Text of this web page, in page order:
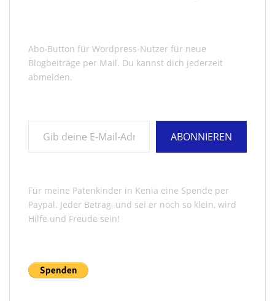
Abo-Button für Wordpress-Nutzer für neue
Blogbeiträge per Mail. Du kannst dich jederzeit
abmelden.
ABONNIEREN
Für meine Patenkinder in Kenia eine Spende per
Paypal. Jeder Betrag, und sei er noch so klein, wird
Hilfe und Freude sein!